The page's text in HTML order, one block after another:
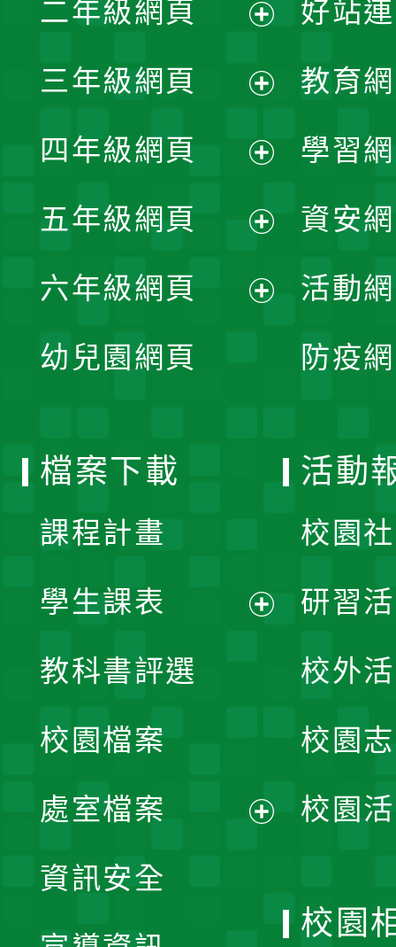
開
選
單
二年級網頁
開
選
單
三年級網頁
開
選
單
四年級網頁
開
選
五年級網頁
開
六年級網頁
幼兒園網頁
好站
教育
學習
資安
活動
防疫
檔案下載
課程計畫
學生課表
單
教科書評選
校園檔案
處室檔案
資訊安全
活動
校園
研習
校外
校園
校園
校園